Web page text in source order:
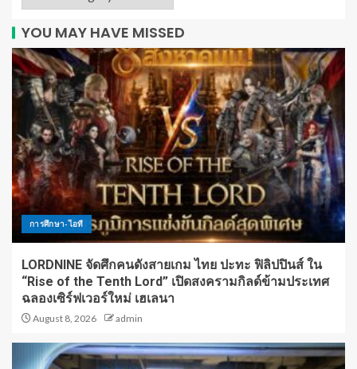
YOU MAY HAVE MISSED
การศึกษา-ไอที
LORDNINE จัดศึกคนดังสายเกม ไทย ปะทะ ฟิลิปปินส์ ใน
“Rise of the Tenth Lord” เปิดสงครามกิลด์ข้ามประเทศ
ฉลองเซิร์ฟเวอร์ใหม่ เฮเลนา
August 8, 2026 admin